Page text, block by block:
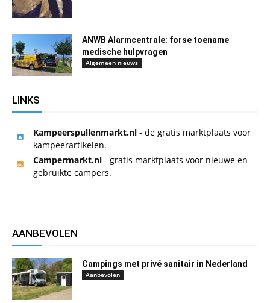
ANWB Alarmcentrale: forse toename
medische hulpvragen
Algemeen nieuws
LINKS
Kampeerspullenmarkt.nl - de gratis marktplaats voor
kampeerartikelen.
Campermarkt.nl - gratis marktplaats voor nieuwe en
gebruikte campers.
AANBEVOLEN
Campings met privé sanitair in Nederland
Aanbevolen